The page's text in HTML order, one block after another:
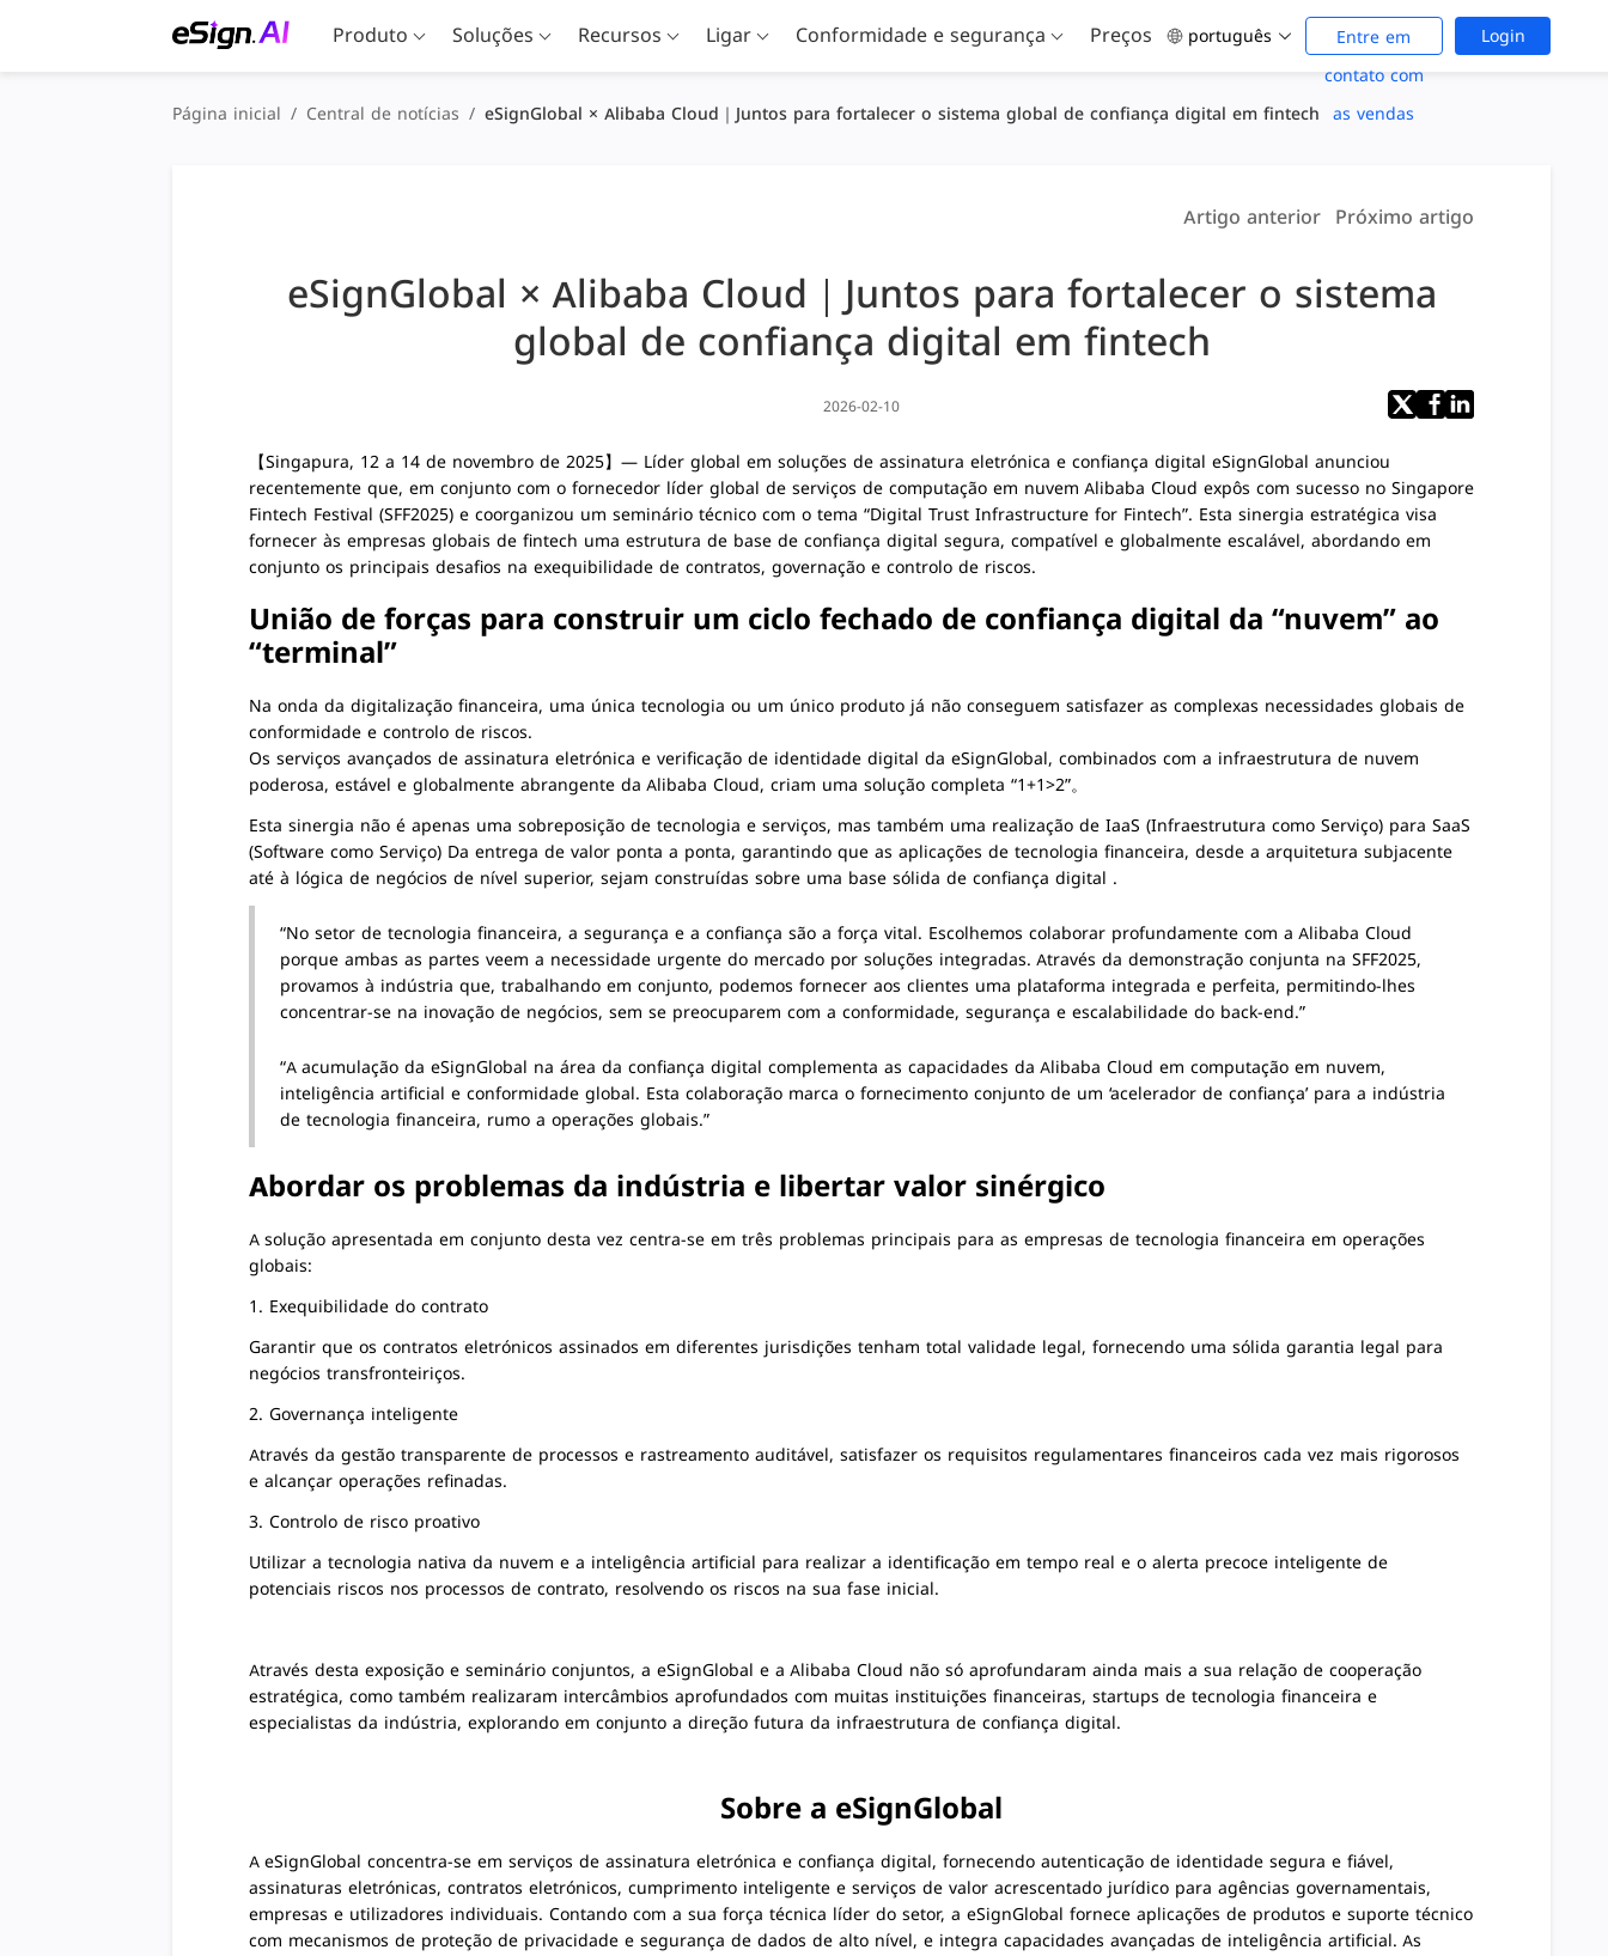
Produto Soluções Recursos Ligar Conformidade e segurança Preços português
Entre em
contato com
as vendas
Login
Página inicial / Central de notícias / eSignGlobal × Alibaba Cloud｜Juntos para fortalecer o sistema global de confiança digital em fintech
Artigo anterior Próximo artigo
eSignGlobal × Alibaba Cloud｜Juntos para fortalecer o sistema
global de confiança digital em fintech
2026-02-10
【Singapura, 12 a 14 de novembro de 2025】 — Líder global em soluções de assinatura eletrónica e confiança digital eSignGlobal anunciou
recentemente que, em conjunto com o fornecedor líder global de serviços de computação em nuvem Alibaba Cloud expôs com sucesso no Singapore
Fintech Festival (SFF2025) e coorganizou um seminário técnico com o tema “Digital Trust Infrastructure for Fintech”. Esta sinergia estratégica visa
fornecer às empresas globais de fintech uma estrutura de base de confiança digital segura, compatível e globalmente escalável, abordando em
conjunto os principais desafios na exequibilidade de contratos, governação e controlo de riscos.
União de forças para construir um ciclo fechado de confiança digital da “nuvem” ao
“terminal”
Na onda da digitalização financeira, uma única tecnologia ou um único produto já não conseguem satisfazer as complexas necessidades globais de
conformidade e controlo de riscos.
Os serviços avançados de assinatura eletrónica e verificação de identidade digital da eSignGlobal, combinados com a infraestrutura de nuvem
poderosa, estável e globalmente abrangente da Alibaba Cloud, criam uma solução completa “1+1>2”。
Esta sinergia não é apenas uma sobreposição de tecnologia e serviços, mas também uma realização de IaaS (Infraestrutura como Serviço) para SaaS
(Software como Serviço) Da entrega de valor ponta a ponta, garantindo que as aplicações de tecnologia financeira, desde a arquitetura subjacente
até à lógica de negócios de nível superior, sejam construídas sobre uma base sólida de confiança digital .
“No setor de tecnologia financeira, a segurança e a confiança são a força vital. Escolhemos colaborar profundamente com a Alibaba Cloud
porque ambas as partes veem a necessidade urgente do mercado por soluções integradas. Através da demonstração conjunta na SFF2025,
provamos à indústria que, trabalhando em conjunto, podemos fornecer aos clientes uma plataforma integrada e perfeita, permitindo-lhes
concentrar-se na inovação de negócios, sem se preocuparem com a conformidade, segurança e escalabilidade do back-end.”
“A acumulação da eSignGlobal na área da confiança digital complementa as capacidades da Alibaba Cloud em computação em nuvem,
inteligência artificial e conformidade global. Esta colaboração marca o fornecimento conjunto de um ‘acelerador de confiança’ para a indústria
de tecnologia financeira, rumo a operações globais.”
Abordar os problemas da indústria e libertar valor sinérgico
A solução apresentada em conjunto desta vez centra-se em três problemas principais para as empresas de tecnologia financeira em operações
globais:
1. Exequibilidade do contrato
Garantir que os contratos eletrónicos assinados em diferentes jurisdições tenham total validade legal, fornecendo uma sólida garantia legal para
negócios transfronteiriços.
2. Governança inteligente
Através da gestão transparente de processos e rastreamento auditável, satisfazer os requisitos regulamentares financeiros cada vez mais rigorosos
e alcançar operações refinadas.
3. Controlo de risco proativo
Utilizar a tecnologia nativa da nuvem e a inteligência artificial para realizar a identificação em tempo real e o alerta precoce inteligente de
potenciais riscos nos processos de contrato, resolvendo os riscos na sua fase inicial.
Através desta exposição e seminário conjuntos, a eSignGlobal e a Alibaba Cloud não só aprofundaram ainda mais a sua relação de cooperação
estratégica, como também realizaram intercâmbios aprofundados com muitas instituições financeiras, startups de tecnologia financeira e
especialistas da indústria, explorando em conjunto a direção futura da infraestrutura de confiança digital.
Sobre a eSignGlobal
A eSignGlobal concentra-se em serviços de assinatura eletrónica e confiança digital, fornecendo autenticação de identidade segura e fiável,
assinaturas eletrónicas, contratos eletrónicos, cumprimento inteligente e serviços de valor acrescentado jurídico para agências governamentais,
empresas e utilizadores individuais. Contando com a sua força técnica líder do setor, a eSignGlobal fornece aplicações de produtos e suporte técnico
com mecanismos de proteção de privacidade e segurança de dados de alto nível, e integra capacidades avançadas de inteligência artificial. As